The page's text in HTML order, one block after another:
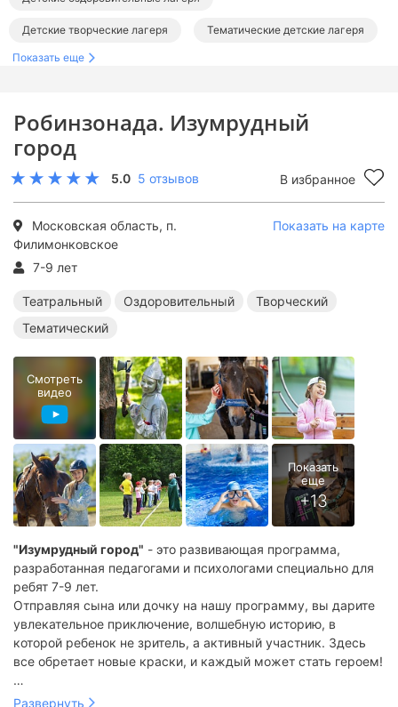
Робинзонада. Изумрудный
город
5.0 5 отзывов В избранное
Московская область, п.
Филимонковское
Показать на карте
7-9 лет
Театральный Оздоровительный
Творческий
Тематический
"Изумрудный город" - это развивающая программа,
разработанная педагогами и психологами специально для
ребят 7-9 лет.
Отправляя сына или дочку на нашу программу, вы дарите
увлекательное приключение, волшебную историю, в
которой ребенок не зритель, а активный участник. Здесь
все обретает новые краски, и каждый может стать героем!
Вся жизнь ребят на программе это путешествие в
Развернуть
Смотреть
видео
Детские творческие лагеря Тематические детские лагеря
Детские лагеря с бассейном
Театральные лагеря в Подмосковье
Оздоровительные лагеря в Подмосковье
Тематические лагеря в Подмосковье
Лагеря с бассейном в Подмосковье
Показать еще